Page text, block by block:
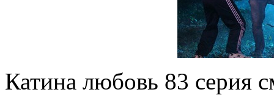
Катина любовь 83 серия